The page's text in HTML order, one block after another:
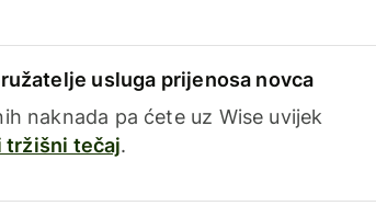
usluga prijenosa novca
naknada pa ćete uz Wise uvijek
tržišni tečaj.